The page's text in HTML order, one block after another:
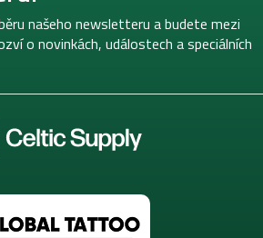
našeho newsletteru a budete mezi
o novinkách, událostech a speciálních